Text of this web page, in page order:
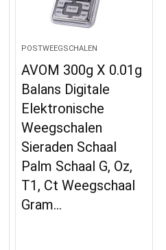
POSTWEEGSCHALEN
AVOM 300g X 0.01g
Balans Digitale
Elektronische
Weegschalen
Sieraden Schaal
Palm Schaal G, Oz,
T1, Ct Weegschaal
Gram…